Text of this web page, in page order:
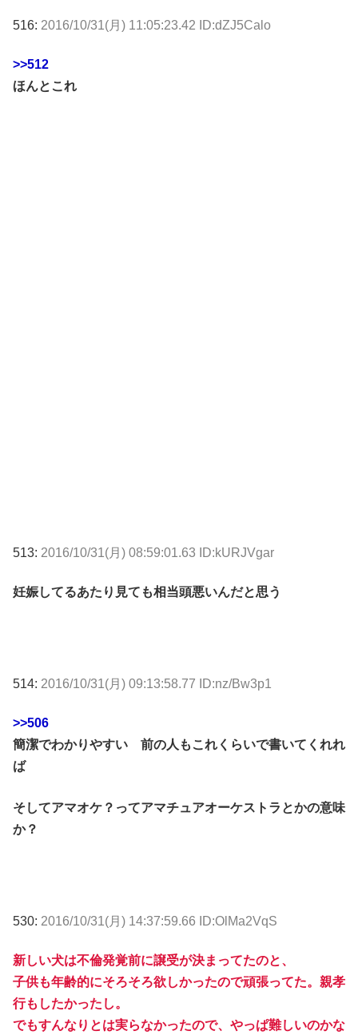
516: 2016/10/31(月) 11:05:23.42 ID:dZJ5Calo
>>512
ほんとこれ
513: 2016/10/31(月) 08:59:01.63 ID:kURJVgar
妊娠してるあたり見ても相当頭悪いんだと思う
514: 2016/10/31(月) 09:13:58.77 ID:nz/Bw3p1
>>506
簡潔でわかりやすい 前の人もこれくらいで書いてくれれ
ば
そしてアマオケ？ってアマチュアオーケストラとかの意味
か？
530: 2016/10/31(月) 14:37:59.66 ID:OlMa2VqS
新しい犬は不倫発覚前に譲受が決まってたのと、
子供も年齢的にそろそろ欲しかったので頑張ってた。親孝
行もしたかったし。
でもすんなりとは実らなかったので、やっぱ難しいのかな